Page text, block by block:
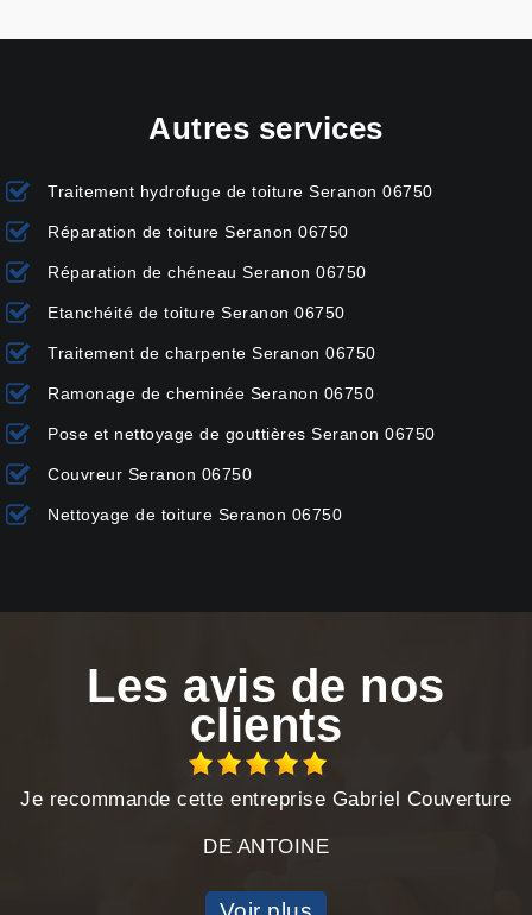
Autres services
Traitement hydrofuge de toiture Seranon 06750
Réparation de toiture Seranon 06750
Réparation de chéneau Seranon 06750
Etanchéité de toiture Seranon 06750
Traitement de charpente Seranon 06750
Ramonage de cheminée Seranon 06750
Pose et nettoyage de gouttières Seranon 06750
Couvreur Seranon 06750
Nettoyage de toiture Seranon 06750
Les avis de nos
clients
Je recommande cette entreprise Gabriel Couverture
DE ANTOINE